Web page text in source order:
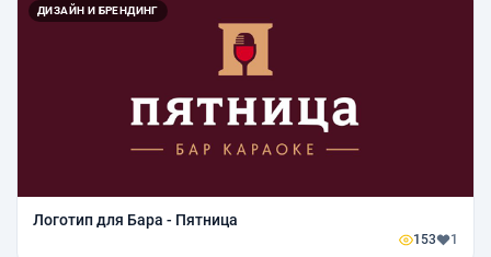
ДИЗАЙН И БРЕНДИНГ
Логотип для Бара - Пятница
153 1